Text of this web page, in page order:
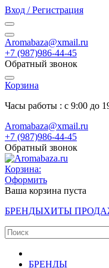
Вход / Регистрация
Aromabaza@xmail.ru
+7 (987)986-44-45
Обратный звонок
Корзина
Часы работы : с 9:00 до
Aromabaza@xmail.ru
+7 (987)986-44-45
Обратный звонок
Корзина:
Оформить
Ваша корзина пуста
БРЕНДЫХИТЫ
БРЕНДЫ